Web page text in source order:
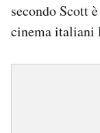
secondo Scott
cinema italiani